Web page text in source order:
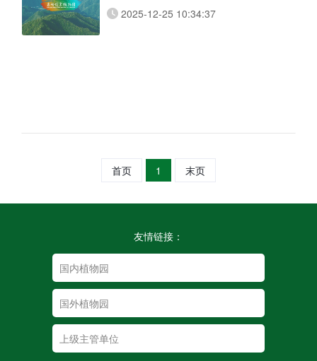
2025-12-25 10:34:37
首页 1 末页
友情链接：